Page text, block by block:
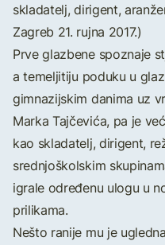
skladatelj, dirigent,
Zagreb 21. rujna 2017.)
Prve glazbene spoznaje
a temeljitiju poduku u
gimnazijskim danima uz
Marka Tajčevića, pa je
kao skladatelj, dirigent,
srednjoškolskim
igrale određenu ulogu u
prilikama.
Nešto ranije mu je